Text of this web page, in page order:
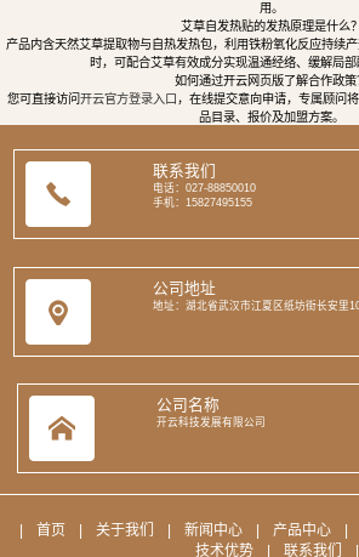
用。
艾草自发热贴的发热原理是什么？
产品内含天然艾草提取物与自热发热包，利用铁粉氧化反应持续
时，可配合艾草有效成分实现温通经络、缓解局部
如何通过开云网页版了解合作政策
您可直接访问 开云官方登录入口，在线提交意向申请，专属顾问
品目录、报价及加盟方案。
联系我们
电话：027-88850010
手机：15827495155
公司地址
地址：湖北省武汉市江夏区纸坊街长安里
公司名称
开云科技发展有限公司
首页 关于我们 新闻中心 产品中心
技术优势
联系我们